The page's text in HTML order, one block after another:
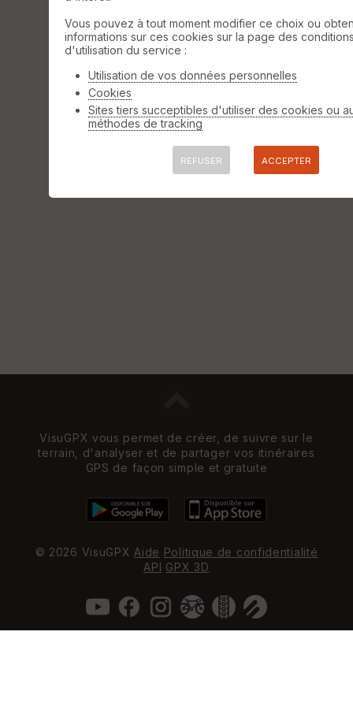
uniquement⚠️ Selon le nombre de traces l'affichage peut-
être long
VisuGPX vous permet de créer, de suivre sur le
terrain, d'analyser et de partager vos itinéraires
GPS de façon simple et gratuite
© 2026 VisuGPX Aide Politique de confidentialité
API GPX 3D
Vous pouvez à tout moment modifier ce choix ou
informations sur ces cookies sur la page des
d'utilisation du service :
Utilisation de vos données personnelles
Cookies
Sites tiers succeptibles d'utiliser des cookies ou
méthodes de tracking
REFUSER ACCEPTER